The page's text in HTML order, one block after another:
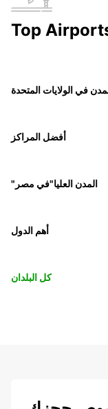
Top
في الولايات المتحدة
أفضل المراكز
"المدن العليا"في مصر
أهم الدول
كل البلدان